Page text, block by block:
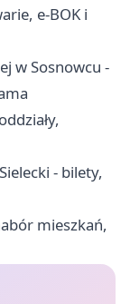
e-BOK i
w Sosnowcu -
- bilety,
mieszkań,